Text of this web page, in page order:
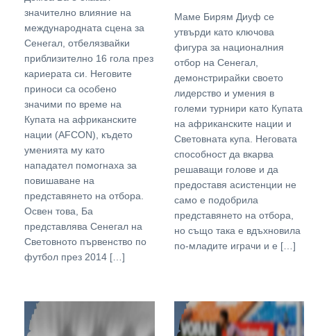
значително влияние на
международната сцена за
Сенегал, отбелязвайки
приблизително 16 гола през
кариерата си. Неговите
приноси са особено
значими по време на
Купата на африканските
нации (AFCON), където
уменията му като
нападател помогнаха за
повишаване на
представянето на отбора.
Освен това, Ба
представлява Сенегал на
Световното първенство по
футбол през 2014 […]
Маме Бирям Диуф се
утвърди като ключова
фигура за националния
отбор на Сенегал,
демонстрирайки своето
лидерство и умения в
големи турнири като Купата
на африканските нации и
Световната купа. Неговата
способност да вкарва
решаващи голове и да
предоставя асистенции не
само е подобрила
представянето на отбора,
но също така е вдъхновила
по-младите играчи и е […]